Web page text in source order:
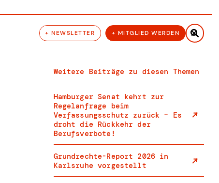
+ NEWSLETTER + MITGLIED WERDEN 
Weitere Beiträge zu diesen Themen
Hamburger Senat kehrt zur
Regelanfrage beim
Verfassungsschutz zurück – Es
droht die Rückkehr der
Berufsverbote!
Grundrechte-Report 2026 in
Karlsruhe vorgestellt